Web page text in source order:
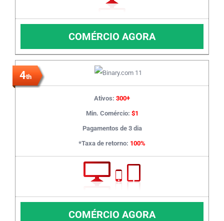
COMÉRCIO AGORA
4th
Ativos: 300+
Min. Comércio: $1
Pagamentos de 3 dia
*Taxa de retorno: 100%
COMÉRCIO AGORA